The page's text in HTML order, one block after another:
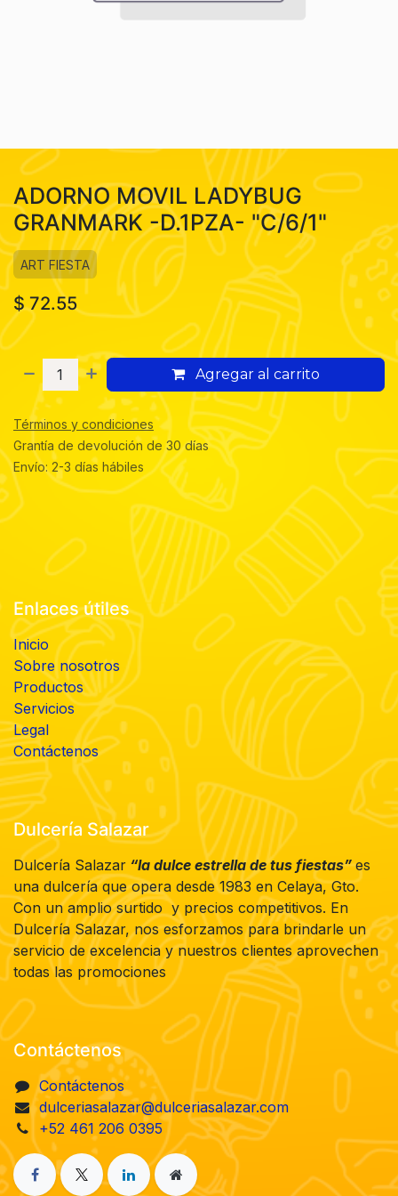
ADORNO MOVIL LADYBUG
GRANMARK -D.1PZA- "C/6/1"
ART FIESTA
$72.55
Agregar al carrito
Términos y condiciones
Grantía de devolución de 30 días
Envío: 2-3 días hábiles
Enlaces útiles
Inicio
Sobre nosotros
Productos
Servicios
Legal
Contáctenos
Dulcería Salazar
Dulcería Salazar “la dulce estrella de tus fiestas”es
una dulcería que opera desde 1983 en Celaya, Gto.
Con un amplio surtido y precios competitivos. En
Dulcería Salazar, nos esforzamos para brindarle un
servicio de excelencia y nuestros clientes aprovechen
todas las promociones
Contáctenos
Contáctenos
dulceriasalazar@dulceriasalazar.com
+52 461 206 0395